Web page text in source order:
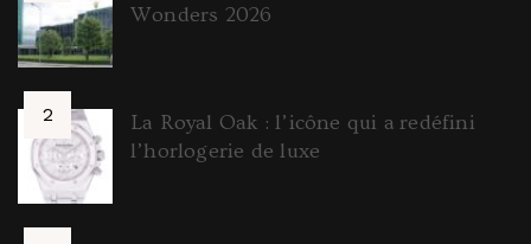
Wonders 2026
La Royal Oak : l’icône qui a redéfini
l’horlogerie de luxe